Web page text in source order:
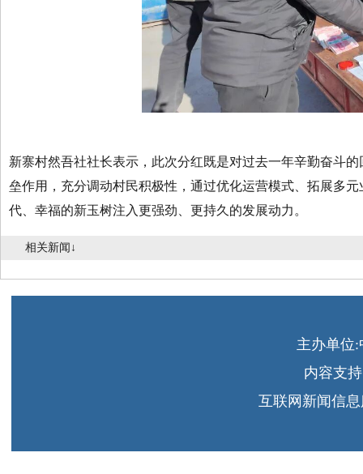
新寨村然吾社社长表示，此次分红既是对过去一年辛勤奋斗
垒作用，充分调动村民积极性，通过优化运营模式、拓展多
代、幸福的新玉树注入更强劲、更持久的发展动力。
相关新闻↓
主办单位
内容支
互联网新闻信息